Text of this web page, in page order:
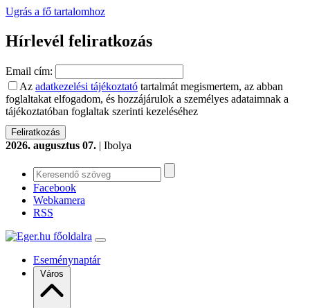
Ugrás a fő tartalomhoz
Hírlevél feliratkozás
Email cím:
Az adatkezelési tájékoztató tartalmát megismertem, az abban
foglaltakat elfogadom, és hozzájárulok a személyes adataimnak a
tájékoztatóban foglaltak szerinti kezeléséhez
2026. augusztus 07. | Ibolya
Facebook
Webkamera
RSS
Eseménynaptár
Város